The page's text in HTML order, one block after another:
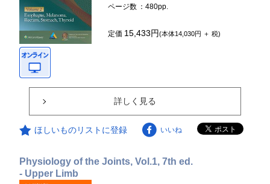
ページ数 ：480pp.
定価 15,433円(本体14,030円 ＋ 税)
詳しく見る
ほしいものリストに登録 いいね
Physiology of the Joints, Vol.1, 7th ed.
- Upper Limb